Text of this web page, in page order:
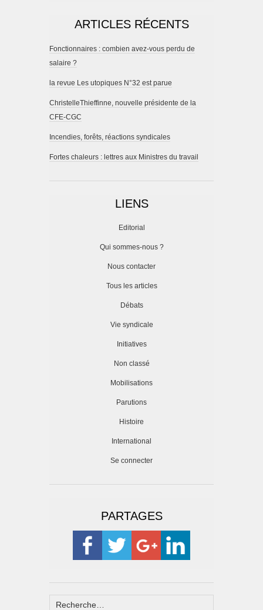
ARTICLES RÉCENTS
Fonctionnaires : combien avez-vous perdu de
salaire ?
la revue Les utopiques N°32 est parue
ChristelleThieffinne, nouvelle présidente de la
CFE-CGC
Incendies, forêts, réactions syndicales
Fortes chaleurs : lettres aux Ministres du travail
LIENS
Editorial
Qui sommes-nous ?
Nous contacter
Tous les articles
Débats
Vie syndicale
Initiatives
Non classé
Mobilisations
Parutions
Histoire
International
Se connecter
PARTAGES